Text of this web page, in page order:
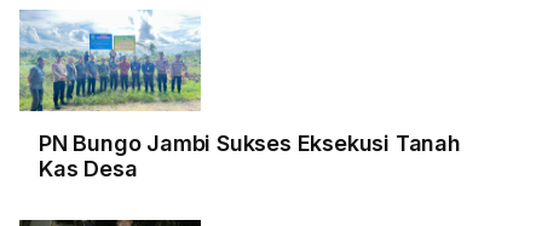
PN Bungo Jambi Sukses Eksekusi Tanah
Kas Desa